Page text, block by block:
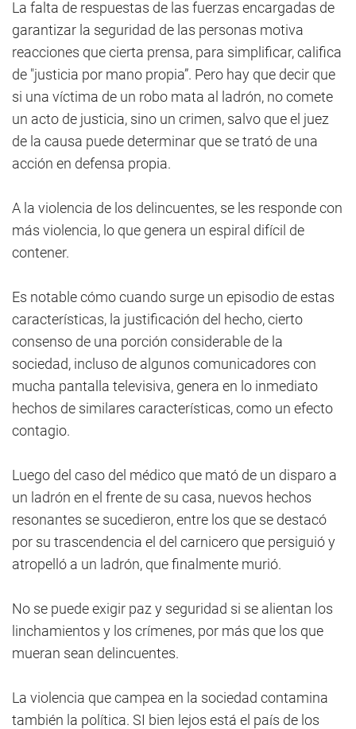
La falta de respuestas de las fuerzas encargadas de
garantizar la seguridad de las personas motiva
reacciones que cierta prensa, para simplificar, califica
de "justicia por mano propia”. Pero hay que decir que
si una víctima de un robo mata al ladrón, no comete
un acto de justicia, sino un crimen, salvo que el juez
de la causa puede determinar que se trató de una
acción en defensa propia.
A la violencia de los delincuentes, se les responde con
más violencia, lo que genera un espiral difícil de
contener.
Es notable cómo cuando surge un episodio de estas
características, la justificación del hecho, cierto
consenso de una porción considerable de la
sociedad, incluso de algunos comunicadores con
mucha pantalla televisiva, genera en lo inmediato
hechos de similares características, como un efecto
contagio.
Luego del caso del médico que mató de un disparo a
un ladrón en el frente de su casa, nuevos hechos
resonantes se sucedieron, entre los que se destacó
por su trascendencia el del carnicero que persiguió y
atropelló a un ladrón, que finalmente murió.
No se puede exigir paz y seguridad si se alientan los
linchamientos y los crímenes, por más que los que
mueran sean delincuentes.
La violencia que campea en la sociedad contamina
también la política. SI bien lejos está el país de los